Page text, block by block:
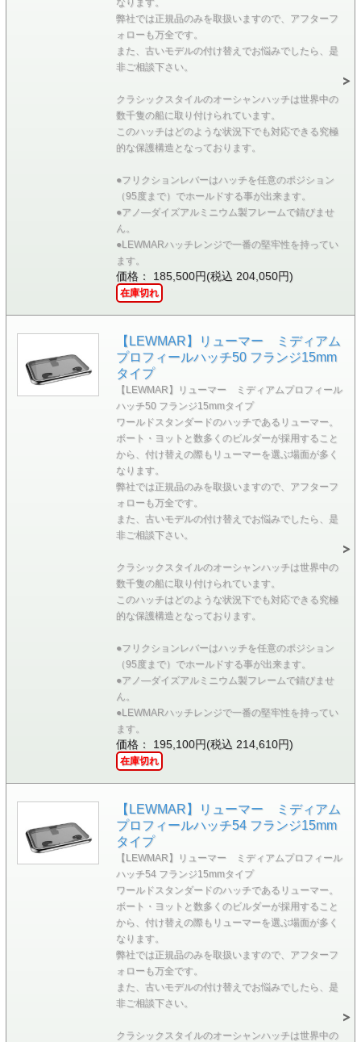
弊社では正規品のみを取扱いますので、アフターフ
ォローも万全です。
また、古いモデルの付け替えでお悩みでしたら、是
非ご相談下さい。
クラシックスタイルのオーシャンハッチは世界中の
数千隻の船に取り付けられています。
このハッチはどのような状況下でも対応できる究極
的な保護構造となっております。
●フリクションレバーはハッチを任意のポジション
（95度まで）でホールドする事が出来ます。
●アノ―ダイズアルミニウム製フレームで錆びませ
ん。
●LEWMARハッチレンジで一番の堅牢性を持ってい
ます。
価格： 185,500円(税込 204,050円)
在庫切れ
【LEWMAR】リューマー ミディアム
プロフィールハッチ50 フランジ15mm
タイプ
【LEWMAR】リューマー ミディアムプロフィール
ハッチ50 フランジ15mmタイプ
ワールドスタンダードのハッチであるリューマー。
ボート・ヨットと数多くのビルダーが採用すること
から、付け替えの際もリューマーを選ぶ場面が多く
なります。
弊社では正規品のみを取扱いますので、アフターフ
ォローも万全です。
また、古いモデルの付け替えでお悩みでしたら、是
非ご相談下さい。
クラシックスタイルのオーシャンハッチは世界中の
数千隻の船に取り付けられています。
このハッチはどのような状況下でも対応できる究極
的な保護構造となっております。
●フリクションレバーはハッチを任意のポジション
（95度まで）でホールドする事が出来ます。
●アノ―ダイズアルミニウム製フレームで錆びませ
ん。
●LEWMARハッチレンジで一番の堅牢性を持ってい
ます。
価格： 195,100円(税込 214,610円)
在庫切れ
【LEWMAR】リューマー ミディアム
プロフィールハッチ54 フランジ15mm
タイプ
【LEWMAR】リューマー ミディアムプロフィール
ハッチ54 フランジ15mmタイプ
ワールドスタンダードのハッチであるリューマー。
ボート・ヨットと数多くのビルダーが採用すること
から、付け替えの際もリューマーを選ぶ場面が多く
なります。
弊社では正規品のみを取扱いますので、アフターフ
ォローも万全です。
また、古いモデルの付け替えでお悩みでしたら、是
非ご相談下さい。
クラシックスタイルのオーシャンハッチは世界中の